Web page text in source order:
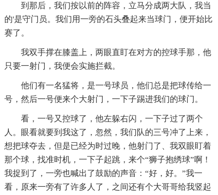
到那后，我们按以前的阵容，立马分成两大队，我当
的'是守门员。我们用一旁的石头叠起来当球门，便开始比
赛了。
我双手撑在膝盖上，两眼直盯在对方的控球手那，他
只要一射门，我便会实施拦截。
他们有一名猛将，是一号球员，他们总是把球传给一
号，然后一号便来个大射门，一下子踢进我们的球门。
看，一号又控球了，他左躲右闪，一下子过了两个
人。眼看就要到我这了，忽然，我们队的三号冲了上来，
想把球夺去，但是已经为时过晚，他射门了、我双眼盯着
那个球，找准时机，一下子起跳，来个“狮子抱绣球”啊！
我捉到了，一旁也喊出了鼓励的声音：“好，好。”我一
看，原来一旁有了许多人了，之间还有个大哥哥给我竖起